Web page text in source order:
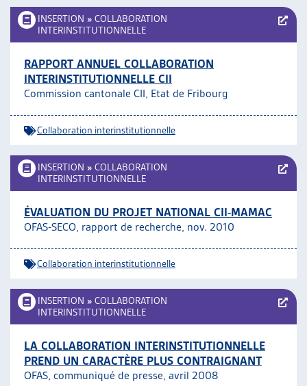
INSERTION » COLLABORATION
INTERINSTITUTIONNELLE
RAPPORT ANNUEL COLLABORATION
INTERINSTITUTIONNELLE CII
Commission cantonale CII, Etat de Fribourg
Collaboration interinstitutionnelle
INSERTION » COLLABORATION
INTERINSTITUTIONNELLE
ÉVALUATION DU PROJET NATIONAL CII-MAMAC
OFAS-SECO, rapport de recherche, nov. 2010
Collaboration interinstitutionnelle
INSERTION » COLLABORATION
INTERINSTITUTIONNELLE
LA COLLABORATION INTERINSTITUTIONNELLE
PREND UN CARACTÈRE PLUS CONTRAIGNANT
OFAS, communiqué de presse, avril 2008